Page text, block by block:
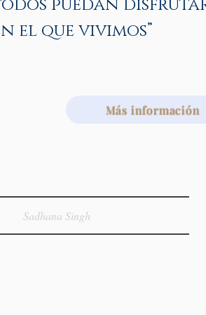
puedan
el que vivimos”
Más información
Sadhana Singh